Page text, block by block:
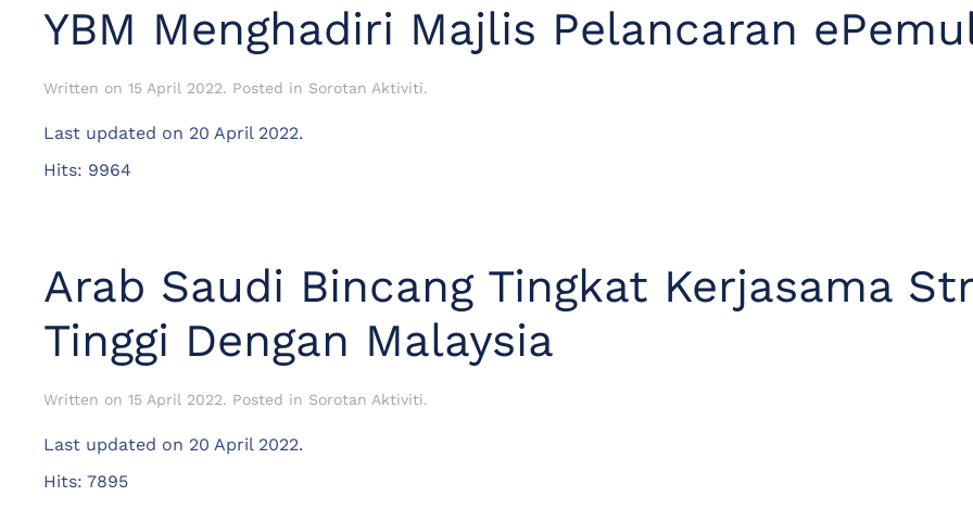
YBM Menghadiri Majlis Pelancaran
Written on 15 April 2022. Posted in Sorotan Aktiviti.
Last updated on 20 April 2022.
Hits: 9964
Arab Saudi Bincang Tingkat Kerjasama
Tinggi Dengan Malaysia
Written on 15 April 2022. Posted in Sorotan Aktiviti.
Last updated on 20 April 2022.
Hits: 7895